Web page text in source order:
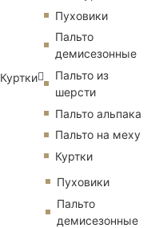
Куртки
Пуховики
Пальто
демисезонные
Пальто из
шерсти
Пальто альпака
Пальто на меху
Куртки
Пуховики
Пальто
демисезонные